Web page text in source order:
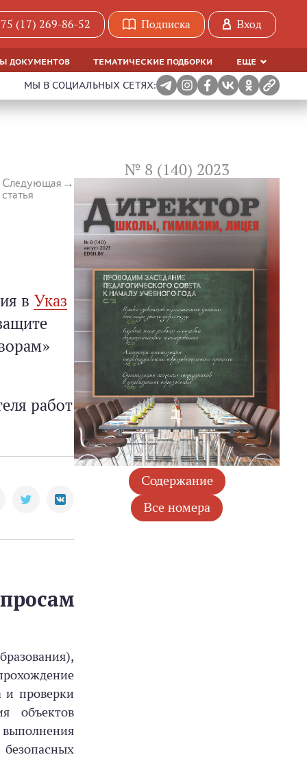
(17) 269-86-52 Подписка Вход
ДОКУМЕНТОВ ТЕМАТИЧЕСКИЕ ПОДБОРКИ ЕЩЕ
МЫ В СОЦИАЛЬНЫХ СЕТЯХ:
Следующая
статья
в Указ
работ
и проверки
объектов
№ 8 (140) 2023